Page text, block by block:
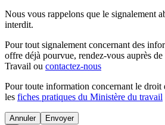
Nous vous rappelons que le signalement
interdit.
Pour tout signalement concernant des
offre déjà pourvue, rendez-vous auprès
Travail ou contactez-nous
Pour toute information concernant le droit
les fiches pratiques du Ministère du travail
Annuler